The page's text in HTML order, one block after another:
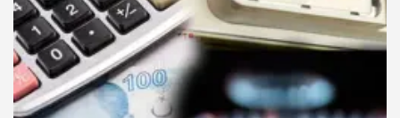
11.07.2024 Ekonomi